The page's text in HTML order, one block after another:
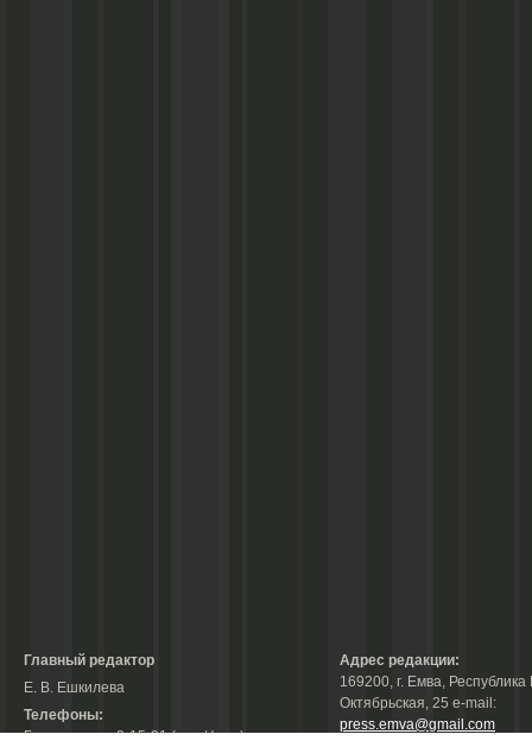
Главный редактор
Е. В. Ешкилева
Телефоны:
Гл. редактор: 2-15-31 (тел./факс);
Адрес редакции:
169200, г. Емва, Республика
Октябрьская, 25 е-mail:
press.emva@gmail.com